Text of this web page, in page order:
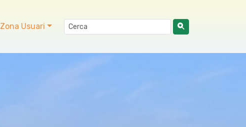
Zona Usuari